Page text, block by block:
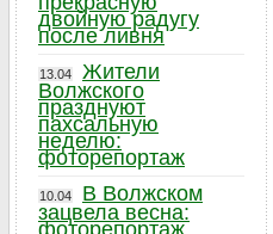
двойную радугу
после ливня
13.04
Жители
Волжского
празднуют
пахсальную
неделю:
фоторепортаж
10.04
В Волжском
зацвела весна:
фоторепортаж